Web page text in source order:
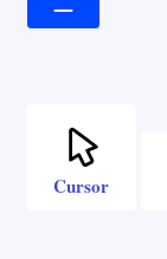
Cursor